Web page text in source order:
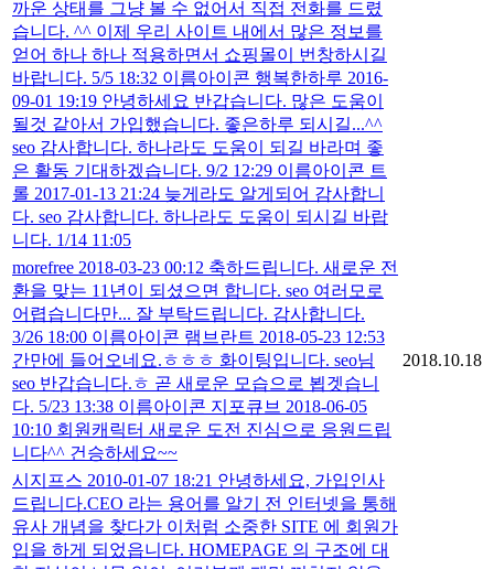
까운 상태를 그냥 볼 수 없어서 직접 전화를 드렸
습니다. ^^ 이제 우리 사이트 내에서 많은 정보를
얻어 하나 하나 적용하면서 쇼핑몰이 번창하시길
바랍니다. 5/5 18:32 이름아이콘 행복한하루 2016-
09-01 19:19 안녕하세요 반갑습니다. 많은 도움이
될것 같아서 가입했습니다. 좋은하루 되시길...^^
seo 감사합니다. 하나라도 도움이 되길 바라며 좋
은 활동 기대하겠습니다. 9/2 12:29 이름아이콘 트
롤 2017-01-13 21:24 늦게라도 알게되어 감사합니
다. seo 감사합니다. 하나라도 도움이 되시길 바랍
니다. 1/14 11:05
morefree 2018-03-23 00:12 축하드립니다. 새로운 전
환을 맞는 11년이 되셨으면 합니다. seo 여러모로
어렵습니다만... 잘 부탁드립니다. 감사합니다.
3/26 18:00 이름아이콘 램브란트 2018-05-23 12:53
간만에 들어오네요.ㅎㅎㅎ 화이팅입니다. seo님
seo 반갑습니다.ㅎ 곧 새로운 모습으로 뵙겟습니
다. 5/23 13:38 이름아이콘 지포큐브 2018-06-05
10:10 회원캐릭터 새로운 도전 진심으로 응원드립
니다^^ 건승하세요~~
2018.10.18
시지프스 2010-01-07 18:21 안녕하세요, 가입인사
드립니다.CEO 라는 용어를 알기 전 인터넷을 통해
유사 개념을 찾다가 이처럼 소중한 SITE 에 회원가
입을 하게 되었읍니다. HOMEPAGE 의 구조에 대